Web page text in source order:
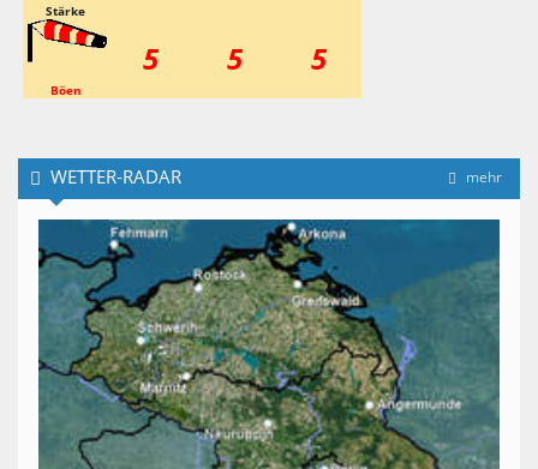
Stärke
Böen
5 5 5
mehr
WETTER-RADAR